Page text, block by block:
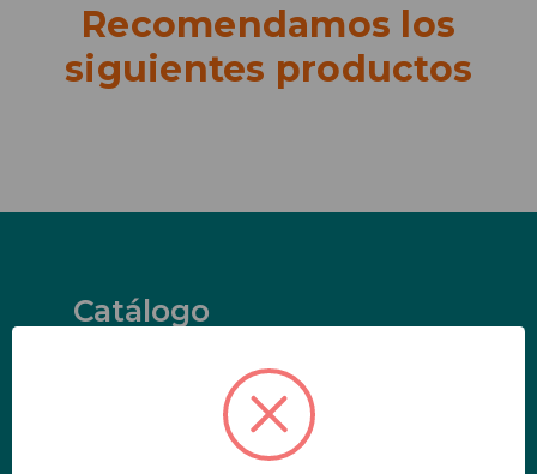
Recomendamos los
siguientes productos
Catálogo
Paneles Multifuncionales
Aislamiento Térmico
Aislamiento Acústico